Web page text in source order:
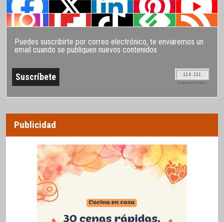
Puedes suscribirte por correo electrónico, te enviaremos un
email cuando se publiquen nuevos contenidos
114.111
SUSCRIPTORES
Publicidad